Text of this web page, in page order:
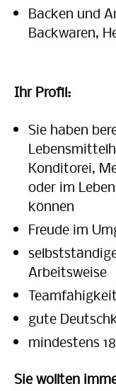
Backen und
Backwaren,
Ihr Profil:
Sie haben
Konditorei,
oder im
können
Freude im
Arbeitsweise
gute
mindestens
Sie wollten